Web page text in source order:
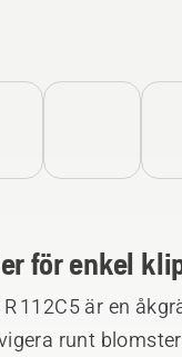
för enkel
R 112C5 är en
runt